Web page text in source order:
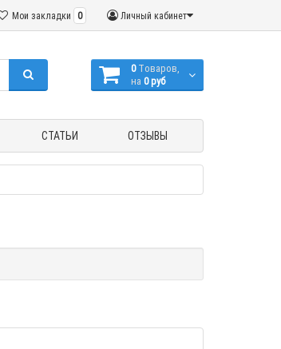
Личный кабинет
Мои закладки 0
0 Tоваров,
на 0 руб
СТАТЬИ ОТЗЫВЫ